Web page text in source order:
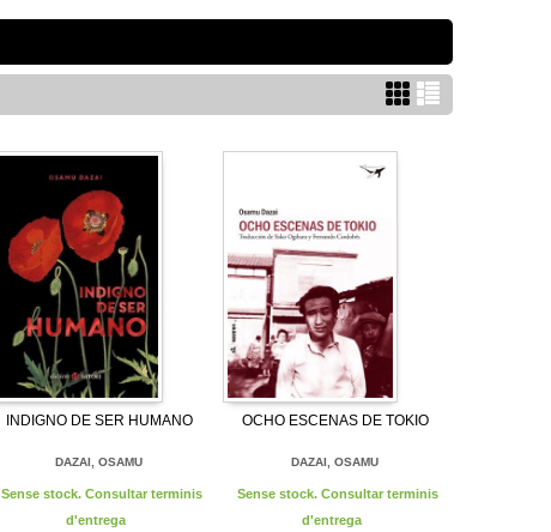
INDIGNO DE SER HUMANO
DAZAI, OSAMU
Sense stock. Consultar terminis
d'entrega
OCHO ESCENAS DE TOKIO
DAZAI, OSAMU
Sense stock. Consultar terminis
d'entrega